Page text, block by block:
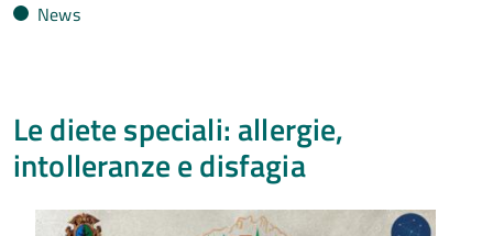
News
Le diete speciali: allergie,
intolleranze e disfagia